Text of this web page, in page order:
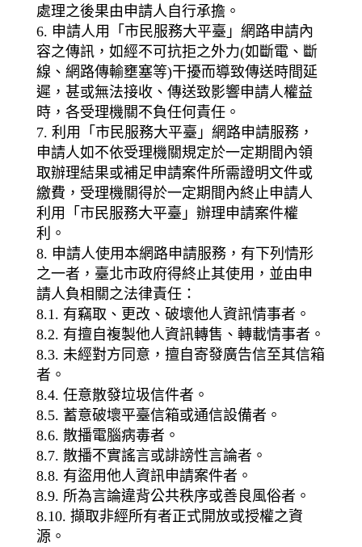
處理之後果由申請人自行承擔。
6. 申請人用「市民服務大平臺」網路申請內
容之傳訊，如經不可抗拒之外力(如斷電、斷
線、網路傳輸壅塞等)干擾而導致傳送時間延
遲，甚或無法接收、傳送致影響申請人權益
時，各受理機關不負任何責任。
7. 利用「市民服務大平臺」網路申請服務，
申請人如不依受理機關規定於一定期間內領
取辦理結果或補足申請案件所需證明文件或
繳費，受理機關得於一定期間內終止申請人
利用「市民服務大平臺」辦理申請案件權
利。
8. 申請人使用本網路申請服務，有下列情形
之一者，臺北市政府得終止其使用，並由申
請人負相關之法律責任：
8.1. 有竊取、更改、破壞他人資訊情事者。
8.2. 有擅自複製他人資訊轉售、轉載情事者。
8.3. 未經對方同意，擅自寄發廣告信至其信箱
者。
8.4. 任意散發垃圾信件者。
8.5. 蓄意破壞平臺信箱或通信設備者。
8.6. 散播電腦病毒者。
8.7. 散播不實謠言或誹謗性言論者。
8.8. 有盜用他人資訊申請案件者。
8.9. 所為言論違背公共秩序或善良風俗者。
8.10. 擷取非經所有者正式開放或授權之資
源。